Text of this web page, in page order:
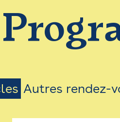
Autres rendez-